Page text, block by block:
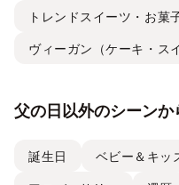
トレンドスイーツ・お菓
ヴィーガン（ケーキ・ス
父の日以外のシーンか
誕生日 ベビー＆キッ